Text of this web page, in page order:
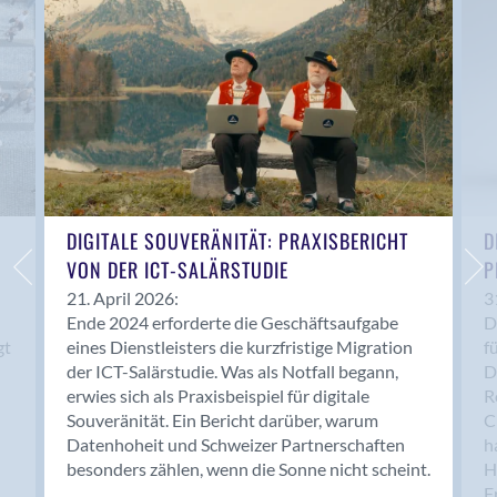
Anwil
Appenzell
Au SG
Baar
Baden
Balsthal
Balzers
Basel
Bassersdorf
Belp
Bendern
Benken (SG)
Bergdietikon
Berlin
Bern
Bern - Liebefeld
DIGITALE SOUVERÄNITÄT: PRAXISBERICHT
VON DER ICT-SALÄRSTUDIE
21. April 2026:
Ende 2024 erforderte die Geschäftsaufgabe
eines Dienstleisters die kurzfristige Migration
der ICT-Salärstudie. Was als Notfall begann,
erwies sich als Praxisbeispiel für digitale
Souveränität. Ein Bericht darüber, warum
Datenhoheit und Schweizer Partnerschaften
besonders zählen, wenn die Sonne nicht scheint.